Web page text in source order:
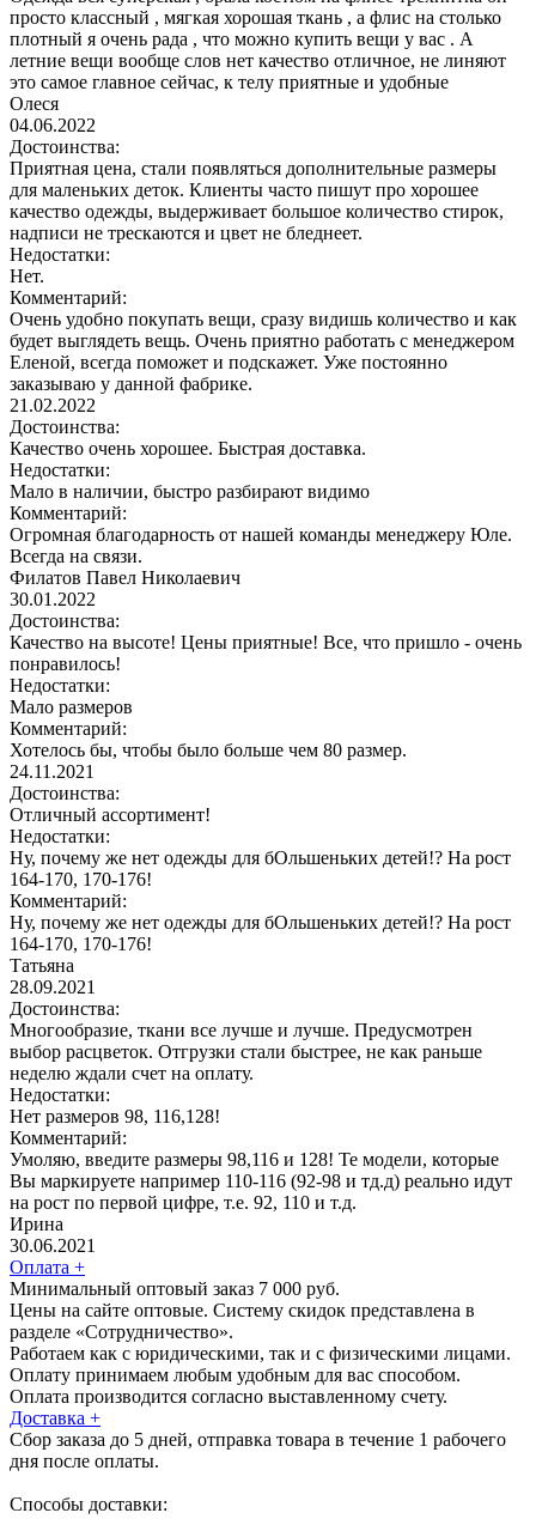
просто классный , мягкая хорошая ткань , а флис на столько
плотный я очень рада , что можно купить вещи у вас . А
летние вещи вообще слов нет качество отличное, не линяют
это самое главное сейчас, к телу приятные и удобные
Олеся
04.06.2022
Достоинства:
Приятная цена, стали появляться дополнительные размеры
для маленьких деток. Клиенты часто пишут про хорошее
качество одежды, выдерживает большое количество стирок,
надписи не трескаются и цвет не бледнеет.
Недостатки:
Нет.
Комментарий:
Очень удобно покупать вещи, сразу видишь количество и как
будет выглядеть вещь. Очень приятно работать с менеджером
Еленой, всегда поможет и подскажет. Уже постоянно
заказываю у данной фабрике.
21.02.2022
Достоинства:
Качество очень хорошее. Быстрая доставка.
Недостатки:
Мало в наличии, быстро разбирают видимо
Комментарий:
Огромная благодарность от нашей команды менеджеру Юле.
Всегда на связи.
Филатов Павел Николаевич
30.01.2022
Достоинства:
Качество на высоте! Цены приятные! Все, что пришло - очень
понравилось!
Недостатки:
Мало размеров
Комментарий:
Хотелось бы, чтобы было больше чем 80 размер.
24.11.2021
Достоинства:
Отличный ассортимент!
Недостатки:
Ну, почему же нет одежды для бОльшеньких детей!? На рост
164-170, 170-176!
Комментарий:
Ну, почему же нет одежды для бОльшеньких детей!? На рост
164-170, 170-176!
Татьяна
28.09.2021
Достоинства:
Многообразие, ткани все лучше и лучше. Предусмотрен
выбор расцветок. Отгрузки стали быстрее, не как раньше
неделю ждали счет на оплату.
Недостатки:
Нет размеров 98, 116,128!
Комментарий:
Умоляю, введите размеры 98,116 и 128! Те модели, которые
Вы маркируете например 110-116 (92-98 и тд.д) реально идут
на рост по первой цифре, т.е. 92, 110 и т.д.
Ирина
30.06.2021
Оплата +
Минимальный оптовый заказ 7 000 руб.
Цены на сайте оптовые. Систему скидок представлена в
разделе «Сотрудничество».
Работаем как с юридическими, так и с физическими лицами.
Оплату принимаем любым удобным для вас способом.
Оплата производится согласно выставленному счету.
Доставка +
Сбор заказа до 5 дней, отправка товара в течение 1 рабочего
дня после оплаты.
Способы доставки: